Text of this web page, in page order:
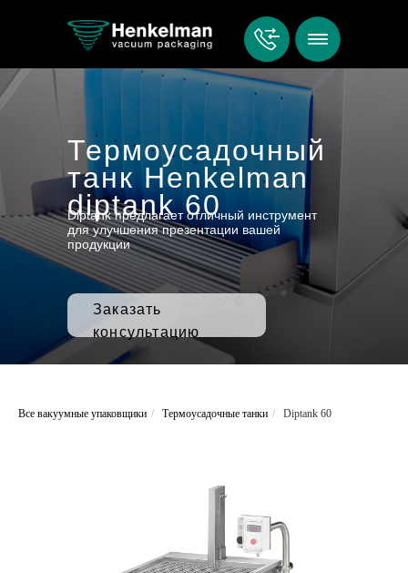
Термоусадочный
танк Henkelman
diptank 60
Diptank предлагает отличный инструмент
для улучшения презентации вашей
продукции
Заказать
консультацию
Все вакуумные упаковщики / Термоусадочные танки / Diptank 60